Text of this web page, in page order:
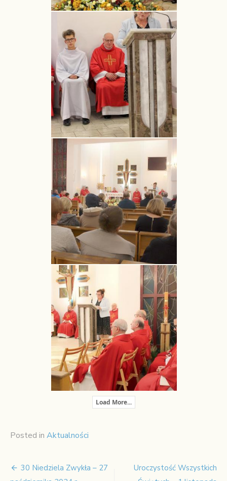
Load More...
Posted in Aktualności
30 Niedziela Zwykła – 27
Uroczystość Wszystkich